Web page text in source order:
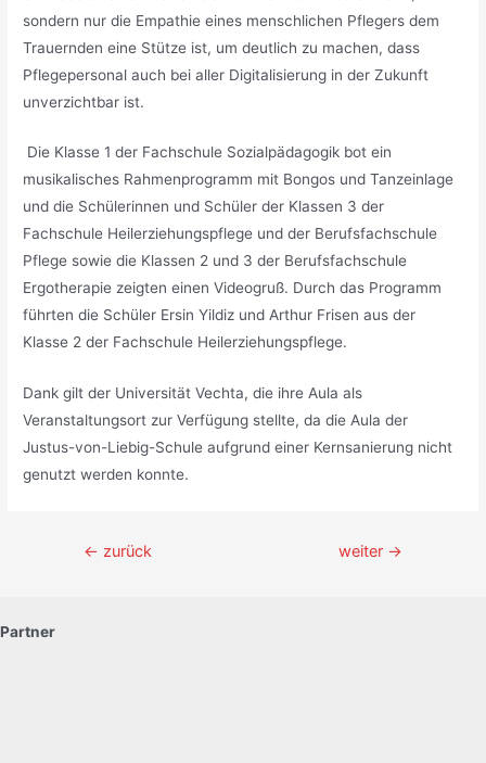
sondern nur die Empathie eines menschlichen Pflegers dem
Trauernden eine Stütze ist, um deutlich zu machen, dass
Pflegepersonal auch bei aller Digitalisierung in der Zukunft
unverzichtbar ist.
Die Klasse 1 der Fachschule Sozialpädagogik bot ein
musikalisches Rahmenprogramm mit Bongos und Tanzeinlage
und die Schülerinnen und Schüler der Klassen 3 der
Fachschule Heilerziehungspflege und der Berufsfachschule
Pflege sowie die Klassen 2 und 3 der Berufsfachschule
Ergotherapie zeigten einen Videogruß. Durch das Programm
führten die Schüler Ersin Yildiz und Arthur Frisen aus der
Klasse 2 der Fachschule Heilerziehungspflege.
Dank gilt der Universität Vechta, die ihre Aula als
Veranstaltungsort zur Verfügung stellte, da die Aula der
Justus-von-Liebig-Schule aufgrund einer Kernsanierung nicht
genutzt werden konnte.
Beitragsnavigation
← zurück weiter →
Partner